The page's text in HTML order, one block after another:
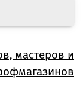
мастеров и